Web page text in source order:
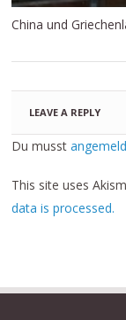
China und
LEAVE A REPLY
Du musst
This site uses
data is processed.